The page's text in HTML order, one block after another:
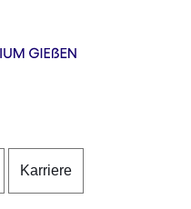
Direkt zum Kopf der
Direkt zum Inhalt
Direkt zum Fuß der
Karriere